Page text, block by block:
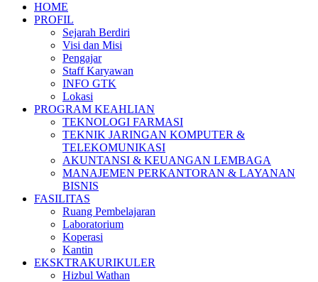
HOME
PROFIL
Sejarah Berdiri
Visi dan Misi
Pengajar
Staff Karyawan
INFO GTK
Lokasi
PROGRAM KEAHLIAN
TEKNOLOGI FARMASI
TEKNIK JARINGAN KOMPUTER &
TELEKOMUNIKASI
AKUNTANSI & KEUANGAN LEMBAGA
MANAJEMEN PERKANTORAN & LAYANAN
BISNIS
FASILITAS
Ruang Pembelajaran
Laboratorium
Koperasi
Kantin
EKSKTRAKURIKULER
Hizbul Wathan